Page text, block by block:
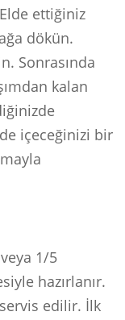
ettiğiniz
dökün.
Sonrasında
kalan
içeceğinizi bir
1/5
hazırlanır.
edilir. İlk